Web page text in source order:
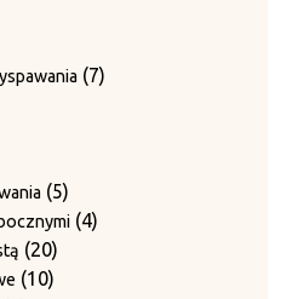
77
55
produktów
44
2020
produktów
1010